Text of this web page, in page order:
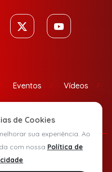
Eventos Vídeos
Privacidade
de Cookies
sua experiência. Ao
com nossa Política de
.